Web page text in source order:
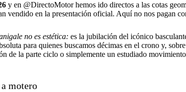
y en @DirectoMotor hemos ido directos a las cotas
vendido en la presentación oficial. Aquí no nos pagan
no es estética: es la jubilación del icónico
para quienes buscamos décimas en el crono y,
de la parte ciclo o simplemente un estudiado
motero